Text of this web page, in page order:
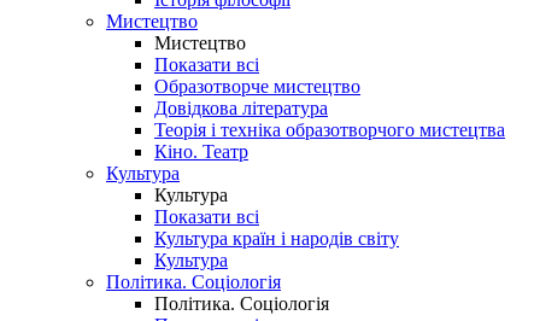
Мистецтво
Мистецтво
Показати всі
Образотворче мистецтво
Довідкова література
Теорія і техніка образотворчого мистецтва
Кіно. Театр
Культура
Культура
Показати всі
Культура країн і народів світу
Культура
Політика. Соціологія
Політика. Соціологія